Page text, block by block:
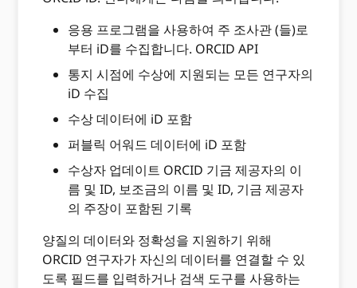
응용 프로그램을 사용하여 주 조사관 (들)로
부터 iD를 수집합니다. ORCID API
통지 시점에 수상에 지원되는 모든 연구자의
iD 수집
수상 데이터에 iD 포함
퍼블릭 어워드 데이터에 iD 포함
수상자 업데이트 ORCID 기금 제공자의 이
름 및 ID, 보조금의 이름 및 ID, 기금 제공자
의 주장이 포함된 기록
양질의 데이터와 정확성을 지원하기 위해
ORCID 연구자가 자신의 데이터를 연결할 수 있
도록 필드를 입력하거나 검색 도구를 사용하는